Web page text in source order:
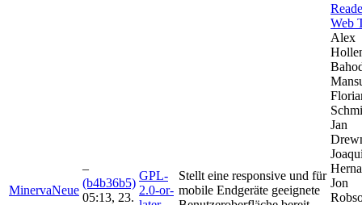
MinervaNeue
–
(b4b36b5)
05:13, 23.
GPL-
2.0-or-
Stellt eine responsive und für
mobile Endgeräte geeignete
Web
Alex
Jan
Jon